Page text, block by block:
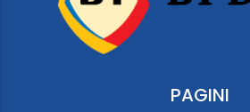
PAGINI